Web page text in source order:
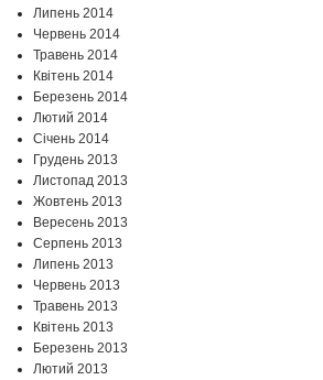
Липень 2014
Червень 2014
Травень 2014
Квітень 2014
Березень 2014
Лютий 2014
Січень 2014
Грудень 2013
Листопад 2013
Жовтень 2013
Вересень 2013
Серпень 2013
Липень 2013
Червень 2013
Травень 2013
Квітень 2013
Березень 2013
Лютий 2013